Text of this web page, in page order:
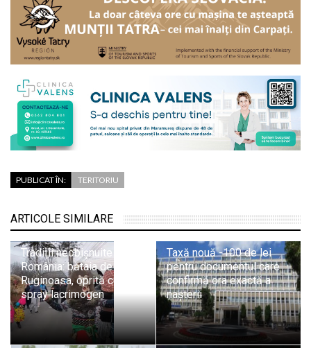
PUBLICAT ÎN: TERITORIU
ARTICOLE SIMILARE
Tradiții neobișnuite în
România: bătaia de la
Ruginoasa, oprită cu
spray lacrimogen
Taxă nouă -100 de lei
pentru documentul care
confirmă ora exactă a
nașterii